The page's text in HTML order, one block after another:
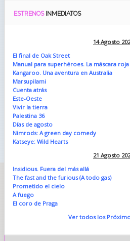
ESTRENOS INMEDIATOS
14 Agosto
El final de Oak Street
Manual para superhéroes. La máscara roja
Kangaroo. Una aventura en Australia
Marsupilami
Cuenta atrás
Este-Oeste
Vivir la tierra
Palestina 36
Días de agosto
Nimrods: A green day comedy
Katseye: Wild Hearts
21 Agosto
Insidious. Fuera del más allá
The fast and the furious (A todo gas)
Prometido el cielo
A fuego
El coro de Praga
Ver todos los